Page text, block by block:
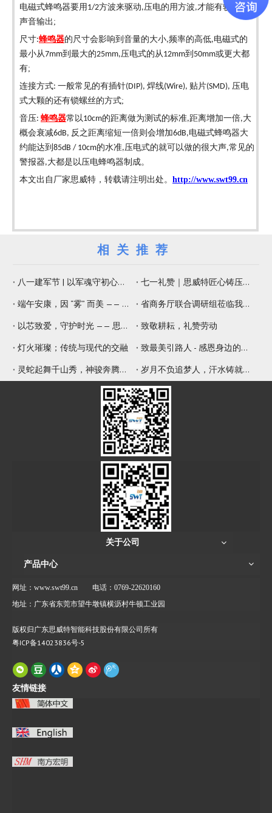
电磁式蜂鸣器要用 1/2方波来驱动,压电的用方波,才能有较好的
声音输出 ;
尺寸:蜂鸣器的尺寸会影响到音量的大小,频率的高低,电磁式的
最小从7mm到最大的25mm,压电式的从 12mm到 50mm或更大都
有;
连接方式: 一般常见的有插针(DIP), 焊线(Wire), 贴片(SMD), 压电
式大颗的还有锁螺丝的方式;
音压: 蜂鸣器常以 10cm的距离做为测试的标准,距离增加一倍,大
概会衰减6dB, 反之距离缩短一倍则会增加6dB,电磁式蜂鸣器大
约能达到 85dB / 10cm的水准,压电式的就可以做的很大声,常见的
警报器,大都是以压电蜂鸣器制成。
本文出自厂家思威特，转载请注明出处。 http://www.swt99.cn
相关推荐
八一建军节 | 以军魂守初心，以精工铸品质
七一礼赞｜思威特匠心铸压电元器件，纳米微孔片佑健康生活
端午安康，因 “雾” 而美 —— 思威特压电雾化片，守护嗅觉与健康
省商务厅联合调研组莅临我司调研 赋能专精特新提质增效
以芯致爱，守护时光 —— 思威特致敬母亲节
致敬耕耘，礼赞劳动
灯火璀璨；传统与现代的交融
致最美引路人 - 感恩身边的师傅
灵蛇起舞千山秀，神骏奔腾九野新
岁月不负追梦人，汗水铸就辉煌年
关于公司
产品中心
网址：www.swt99.cn 电话：0769-22620160
地址：广东省东莞市望牛墩镇横沥村牛顿工业园
版权归广东思威特智能科技股份有限公司所有
粤ICP备14023836号-5
友情链接